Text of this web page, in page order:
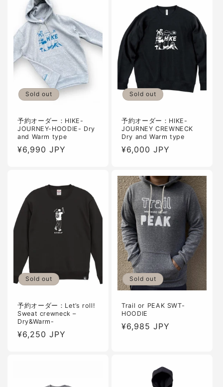
Sold out
予約オーダー：HIKE-
JOURNEY-HOODIE- Dry
and Warm type
通
¥6,990 JPY
Sold out
予約オーダー：HIKE-
JOURNEY CREWNECK
Dry and Warm type
通
格
¥6,000 JPY
Sold out
予約オーダー：Let’s roll!
Sweat crewneck –
Dry&Warm-
通
¥6,250 JPY
Sold out
Trail or PEAK SWT-
HOODIE
通
¥6,985 JPY